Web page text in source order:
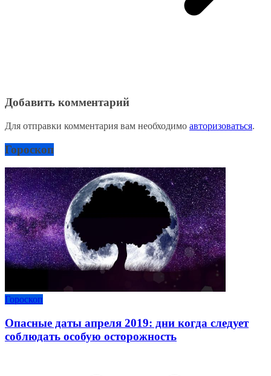
Добавить комментарий
Для отправки комментария вам необходимо авторизоваться.
Гороскоп
Гороскоп
Опасные даты апреля 2019: дни когда следует
соблюдать особую осторожность